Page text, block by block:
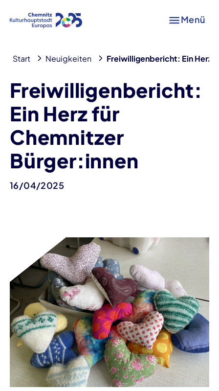
Menü
Start Neuigkeiten Freiwilligenbericht: Ein Herz
Freiwilligenbericht:
Ein Herz für
Chemnitzer
Bürger:innen
16/04/2025